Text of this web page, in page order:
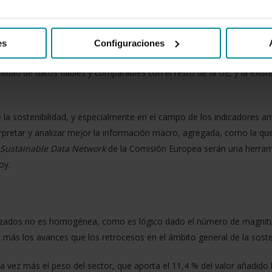
Configuraciones
(empleo, salarios, consumo de alimentos, sobrepeso y
nutrientes, emisiones de gases de efecto invernadero,
subdivididos a su vez en decenas de variables más específicas.
de datos fiables y comparables con el resto de la UE, y la
sostenibilidad, y especialmente en el campo de los indicadores
y analizar mejor la información macro, agregada, como la
Data Networkde la Comisión Europea serán una
no es homogénea, como es lógico dado el número de
los avances que los retrocesos en el ámbito general de la
más el peso del sector, que aporta el 11,4 % del valor